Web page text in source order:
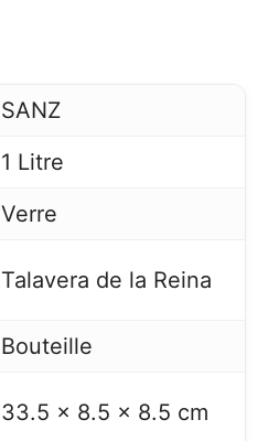
SANZ
1 Litre
Verre
Talavera de la Reina
Bouteille
33.5 x 8.5 x 8.5 cm